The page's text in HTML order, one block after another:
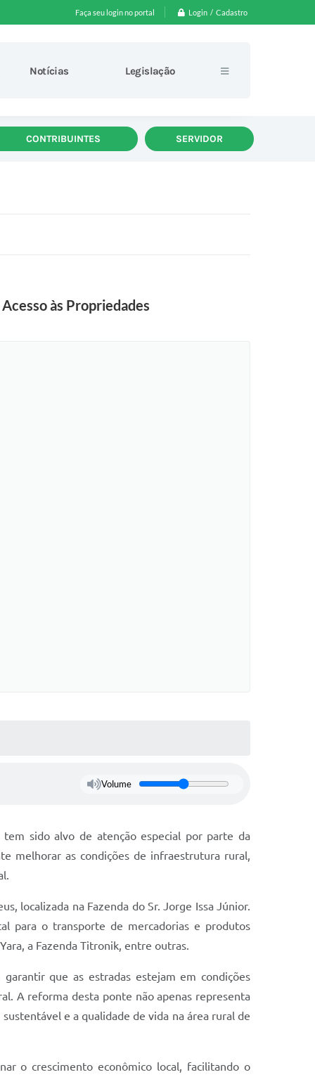
Faça seu login no portal Login / Cadastro
Notícias Legislação
CONTRIBUINTES SERVIDOR
às Propriedades
Volume
sido alvo de atenção especial por parte da
melhorar as condições de infraestrutura rural,
localizada na Fazenda do Sr. Jorge Issa Júnior.
para o transporte de mercadorias e produtos
a Fazenda Titronik, entre outras.
que as estradas estejam em condições
A reforma desta ponte não apenas representa
e a qualidade de vida na área rural de
o crescimento econômico local, facilitando o